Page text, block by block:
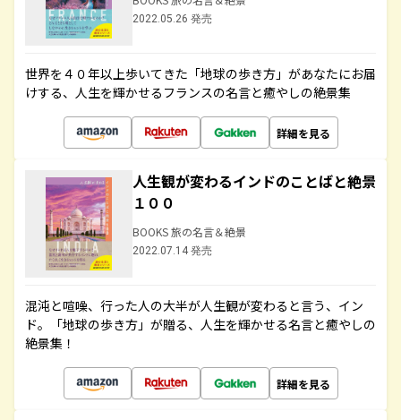
2022.05.26 発売
世界を４０年以上歩いてきた「地球の歩き方」があなたにお届
けする、人生を輝かせるフランスの名言と癒やしの絶景集
詳細を見る
人生観が変わるインドのことばと絶景
１００
BOOKS 旅の名言＆絶景
2022.07.14 発売
混沌と喧噪、行った人の大半が人生観が変わると言う、イン
ド。「地球の歩き方」が贈る、人生を輝かせる名言と癒やしの
絶景集！
詳細を見る